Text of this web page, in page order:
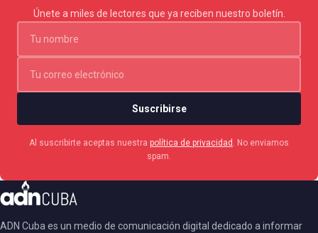
Únete a miles de lectores que ya reciben nuestro boletín.
Suscribirse
Al suscribirte aceptas nuestra política de privacidad . No enviamos
spam.
ADN Cuba es un medio de comunicación digital dedicado a informar